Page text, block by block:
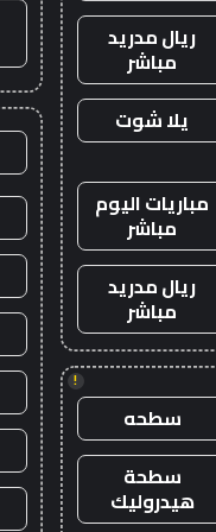
ريال مدريد
مباشر
يلا شوت
مباريات اليوم
مباشر
ريال مدريد
مباشر
!
سطحه
سطحة
هيدروليك